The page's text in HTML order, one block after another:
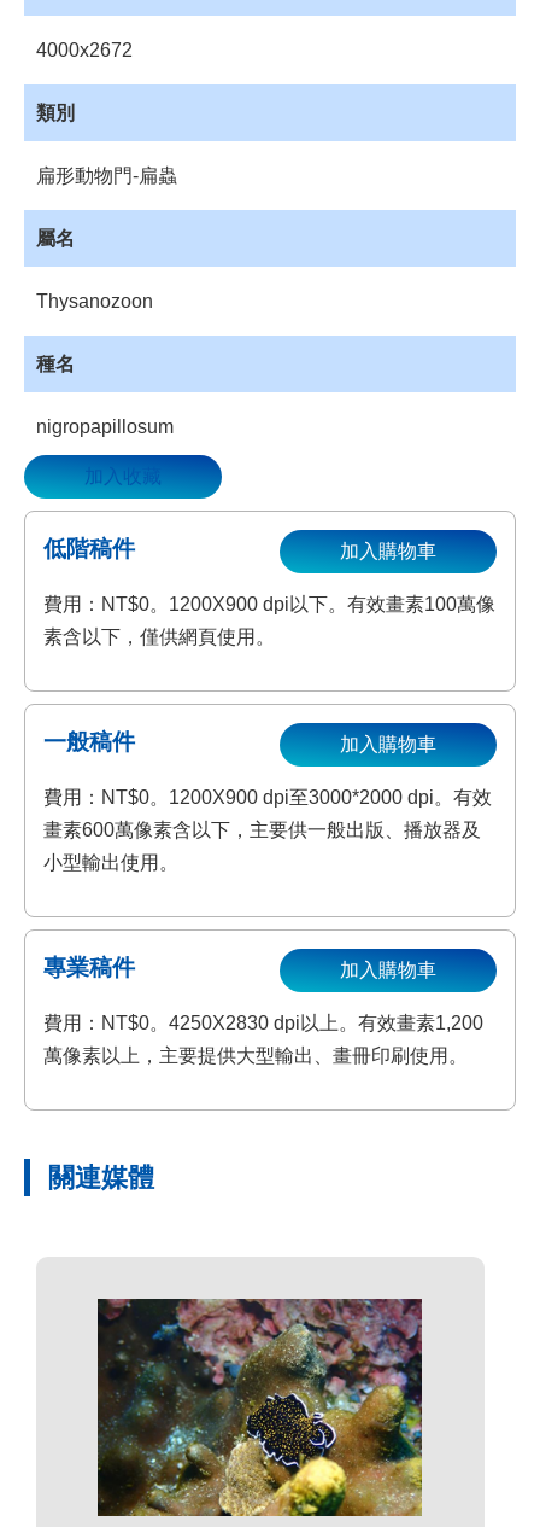
載
資
理
登
4000x2672
類別
扁形動物門-扁蟲
屬名
Thysanozoon
種名
nigropapillosum
加入收藏
低階稿件
費用：NT$0。1200X900 dpi以下。有效畫素100萬像
素含以下，僅供網頁使用。
加入購物車
一般稿件
費用：NT$0。1200X900 dpi至3000*2000 dpi。有效
畫素600萬像素含以下，主要供一般出版、播放器及
小型輸出使用。
加入購物車
專業稿件
費用：NT$0。4250X2830 dpi以上。有效畫素1,200
萬像素以上，主要提供大型輸出、畫冊印刷使用。
加入購物車
關連媒體